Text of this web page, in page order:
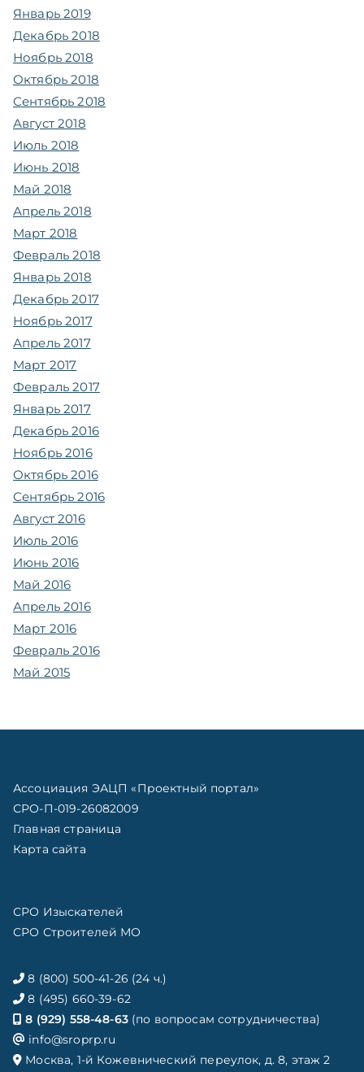
Январь 2019
Декабрь 2018
Ноябрь 2018
Октябрь 2018
Сентябрь 2018
Август 2018
Июль 2018
Июнь 2018
Май 2018
Апрель 2018
Март 2018
Февраль 2018
Январь 2018
Декабрь 2017
Ноябрь 2017
Апрель 2017
Март 2017
Февраль 2017
Январь 2017
Декабрь 2016
Ноябрь 2016
Октябрь 2016
Сентябрь 2016
Август 2016
Июль 2016
Июнь 2016
Май 2016
Апрель 2016
Март 2016
Февраль 2016
Май 2015
Ассоциация ЭАЦП «Проектный портал»
СРО-П-019-26082009
Главная страница
Карта сайта
СРО Изыскателей
СРО Строителей МО
8 (800) 500-41-26 (24 ч.)
8 (495) 660-39-62
8 (929) 558-48-63(по вопросам сотрудничества)
info@sroprp.ru
Москва, 1-й Кожевнический переулок, д. 8, этаж 2